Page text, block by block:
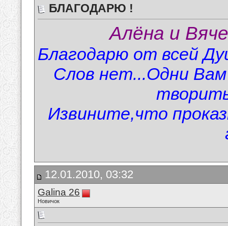
БЛАГОДАРЮ !
Алёна и
Благодарю от всей
Слов нет...Одни
Извините,что
12.01.2010, 03:32
Galina 26
Новичок